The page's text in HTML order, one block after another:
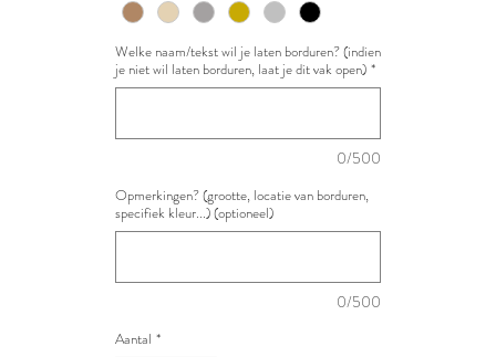
Welke naam/tekst wil je laten borduren? (indien
je niet wil laten borduren, laat je dit vak open) *
0/500
Opmerkingen? (grootte, locatie van borduren,
specifiek kleur...) (optioneel)
0/500
Aantal *